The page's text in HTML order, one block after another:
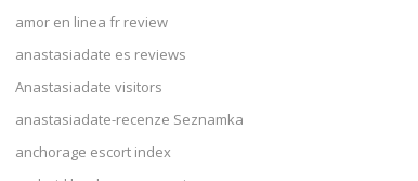
amor en linea fr review
anastasiadate es reviews
Anastasiadate visitors
anastasiadate-recenze Seznamka
anchorage escort index